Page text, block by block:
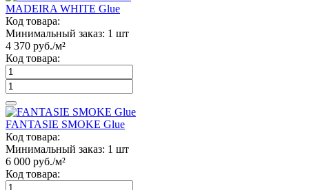
MADEIRA WHITE Glue
Код товара:
Минимальный заказ: 1 шт
4 370 руб./м²
Код товара:
FANTASIE SMOKE Glue
Код товара:
Минимальный заказ: 1 шт
6 000 руб./м²
Код товара: